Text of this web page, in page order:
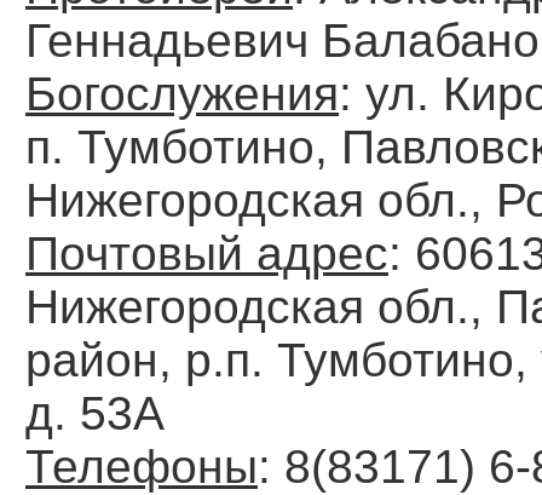
Геннадьевич
Богослужения: ул.
п. Тумботино,
Нижегородская обл.,
Почтовый адрес:
Нижегородская обл.,
район, р.п.
д. 53А
Телефоны: 8(83171)